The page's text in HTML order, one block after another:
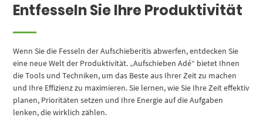
Entfesseln Sie Ihre Produktivität
Wenn Sie die Fesseln der Aufschieberitis abwerfen, entdecken Sie
eine neue Welt der Produktivität. „Aufschieben Adé“ bietet Ihnen
die Tools und Techniken, um das Beste aus Ihrer Zeit zu machen
und Ihre Effizienz zu maximieren. Sie lernen, wie Sie Ihre Zeit effektiv
planen, Prioritäten setzen und Ihre Energie auf die Aufgaben
lenken, die wirklich zählen.